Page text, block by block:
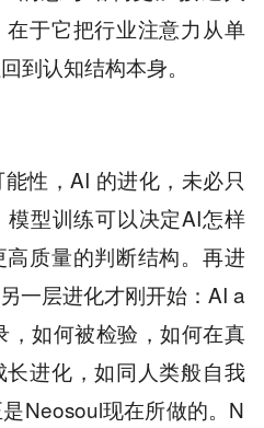
于它把行业注意力从单
到认知结构本身。
性，AI 的进化，未必只
型训练可以决定AI怎样
质量的判断结构。再进
一层进化才刚开始：AI a
，如何被检验，如何在真
进化，如同人类般自我
Neosoul现在所做的。N